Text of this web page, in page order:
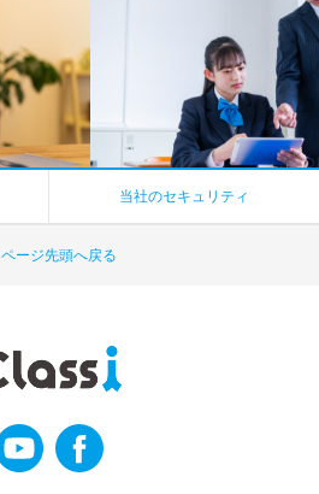
ページ先頭へ戻る
当社のセキュリティ